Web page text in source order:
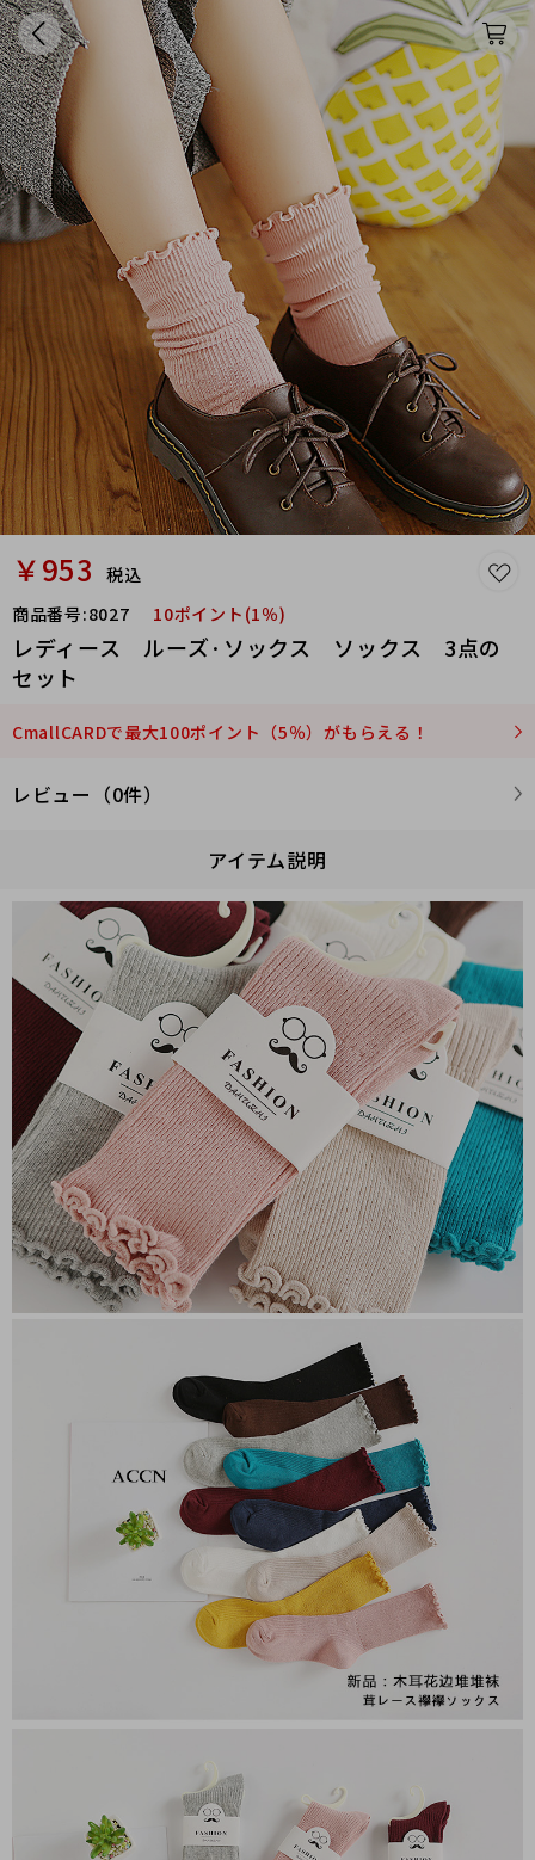
￥953
税込
商品番号:8027 10ポイント(1％)
レディース ルーズ·ソックス ソックス 3点の
セット
CmallCARDで最大100ポイント（5％）がもらえる！
レビュー（0件）
アイテム説明